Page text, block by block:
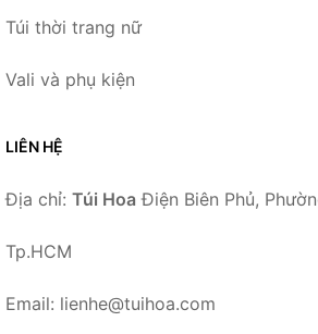
Túi thời trang nữ
Vali và phụ kiện
LIÊN HỆ
Địa chỉ: Túi Hoa Điện Biên Phủ,
Tp.HCM
Email: lienhe@tuihoa.com